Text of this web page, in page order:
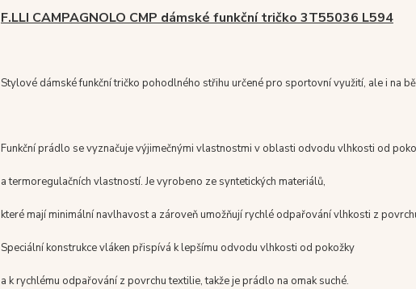
F.LLI CAMPAGNOLO CMP dámské funkční tričko 3T55036 L594
Stylové dámské funkční tričko pohodlného střihu určené pro sportovní využití, ale i na
Funkční prádlo se vyznačuje výjimečnými vlastnostmi v oblasti odvodu vlhkosti od
a termoregulačních vlastností. Je vyrobeno ze syntetických materiálů,
které mají minimální navlhavost a zároveň umožňují rychlé odpařování vlhkosti z
Speciální konstrukce vláken přispívá k lepšímu odvodu vlhkosti od pokožky
a k rychlému odpařování z povrchu textilie, takže je prádlo na omak suché.